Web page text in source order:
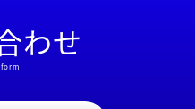
わせ